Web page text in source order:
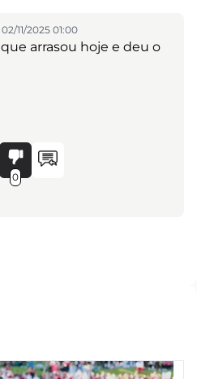
11/2025 01:00
arrasou hoje e deu o
0